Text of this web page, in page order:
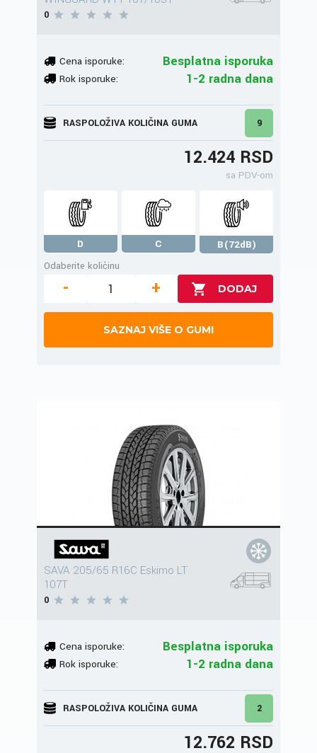
0
Cena isporuke: Besplatna isporuka
Rok isporuke: 1-2 radna dana
RASPOLOŽIVA KOLIČINA GUMA 9
12.424 RSD
sa PDV-om
D C
B(72dB)
Odaberite količinu
- +
SAZNAJ VIŠE O GUMI
SAVA 205/65 R16C Eskimo LT
107T
0
Cena isporuke: Besplatna isporuka
Rok isporuke: 1-2 radna dana
RASPOLOŽIVA KOLIČINA GUMA 2
12.762 RSD